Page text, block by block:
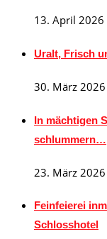
13. April 2026
Uralt, Frisch
30. März 2026
In mächtigen
schlummern…
23. März 2026
Feinfeierei
Schlosshotel